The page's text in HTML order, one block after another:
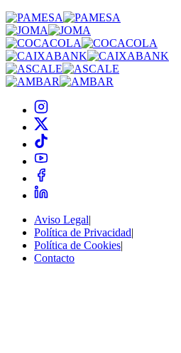
Aviso Legal|
Política de Privacidad|
Política de Cookies|
Contacto